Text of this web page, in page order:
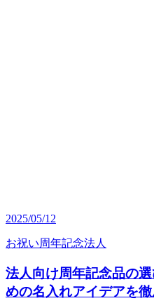
2025/05/12
お祝い周年記念法人
法人向け周年記念品の
めの名入れアイデアを